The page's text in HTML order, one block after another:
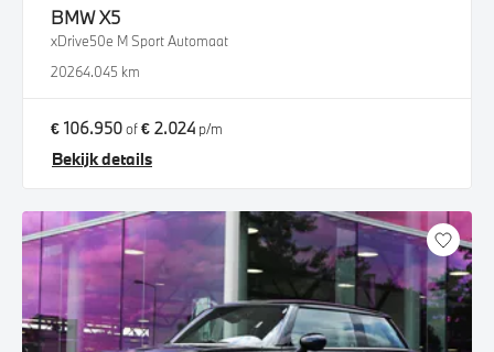
BMWX5
xDrive50e M Sport Automaat
20264.045 km
€ 106.950of€ 2.024 p/m
Bekijk details